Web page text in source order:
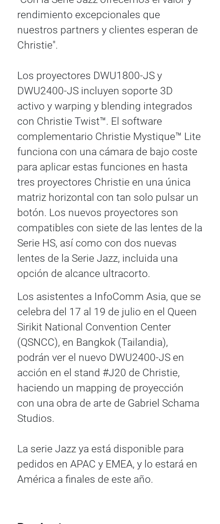
rendimiento excepcionales que
nuestros partners y clientes esperan de
Christie".
Los proyectores DWU1800-JS y
DWU2400-JS incluyen soporte 3D
activo y warping y blending integrados
con Christie Twist™. El software
complementario Christie Mystique™ Lite
funciona con una cámara de bajo coste
para aplicar estas funciones en hasta
tres proyectores Christie en una única
matriz horizontal con tan solo pulsar un
botón. Los nuevos proyectores son
compatibles con siete de las lentes de la
Serie HS, así como con dos nuevas
lentes de la Serie Jazz, incluida una
opción de alcance ultracorto.
Los asistentes a InfoComm Asia, que se
celebra del 17 al 19 de julio en el Queen
Sirikit National Convention Center
(QSNCC), en Bangkok (Tailandia),
podrán ver el nuevo DWU2400-JS en
acción en el stand #J20 de Christie,
haciendo un mapping de proyección
con una obra de arte de Gabriel Schama
Studios.
La serie Jazz ya está disponible para
pedidos en APAC y EMEA, y lo estará en
América a finales de este año.